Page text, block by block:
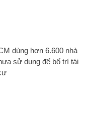
dùng hơn 6.600 nhà
sử dụng để bố trí tái